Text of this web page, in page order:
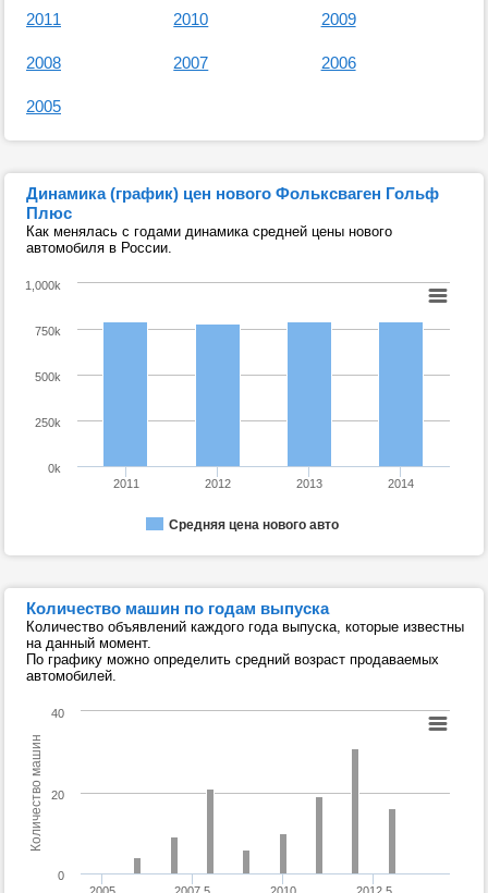
2011 2010 2009
2008 2007 2006
2005
Динамика (график) цен нового Фольксваген Гольф
Плюс
Как менялась с годами динамика средней цены нового
автомобиля в России.
Средняя цена нового авто
2011 2012 2013 2014
0k
250k
500k
750k
1,000k
Количество машин по годам выпуска
Количество объявлений каждого года выпуска, которые известны
на данный момент.
По графику можно определить средний возраст продаваемых
автомобилей.
Количество машин
0
20
40